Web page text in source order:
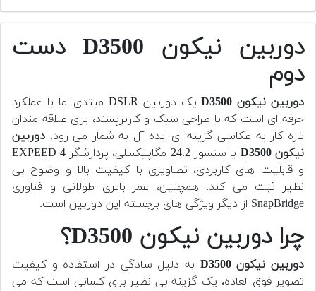
دوربین نیکون D3500 دست
دوم
دوربین نیکون D3500
یک دوربین DSLR مبتدی اما با عملکرد
حرفه ای است که با طراحی سبک و کاربرپسند، برای علاقه مندان
تازه کار به عکاسی گزینه ای ایده آل به شمار می رود. دوربین
نیکون D3500
با سنسور 24.2 مگاپیکسلی، پردازشگر EXPEED 4
و قابلیت های کاربردی، تصاویری با کیفیت بالا و وضوح بی
نظیر ثبت می کند. همچنین، عمر باتری طولانی و فناوری
SnapBridge از دیگر ویژگی های برجسته این دوربین است.
چرا دوربین نیکون D3500؟
دوربین نیکون D3500
به دلیل سادگی در استفاده و کیفیت
تصویر فوق العاده، یک گزینه بی نظیر برای کسانی است که می